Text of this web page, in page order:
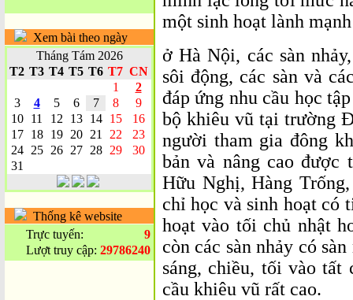
Xem bài theo ngày
Tháng Tám 2026
T2 T3 T4 T5 T6 T7 CN
1
2
3
4 5 6 7 8
9
10
11 12 13 14 15
16
17
18 19 20 21 22
23
24
25 26 27 28 29
30
31
Thống kê website
Trực tuyến:
9
Lượt truy cập: 29786240
một sinh hoạt lành
ở Hà Nội, các sàn
sôi động, các sàn và
đáp ứng nhu cầu học
bộ khiêu vũ tại trường
người tham gia đông
bản và nâng cao được
Hữu Nghị, Hàng
chỉ học và sinh hoạt có
hoạt vào tối chủ nhật
còn các sàn nhảy có
sáng, chiều, tối vào tất
cầu khiêu vũ rất cao.